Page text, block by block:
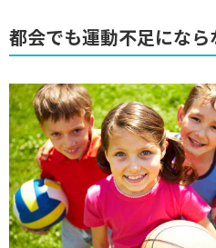
都会でも運動不足にな